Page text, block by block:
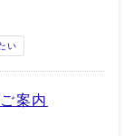
い
案内